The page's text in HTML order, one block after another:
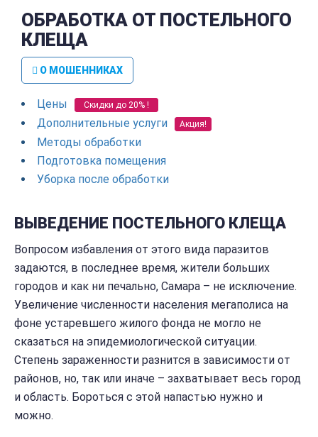
ОБРАБОТКА ОТ ПОСТЕЛЬНОГО
КЛЕЩА
О МОШЕННИКАХ
Цены Скидки до 20% !
Дополнительные услуги Акция!
Методы обработки
Подготовка помещения
Уборка после обработки
ВЫВЕДЕНИЕ ПОСТЕЛЬНОГО КЛЕЩА
Вопросом избавления от этого вида паразитов
задаются, в последнее время, жители больших
городов и как ни печально, Самара – не исключение.
Увеличение численности населения мегаполиса на
фоне устаревшего жилого фонда не могло не
сказаться на эпидемиологической ситуации.
Степень зараженности разнится в зависимости от
районов, но, так или иначе – захватывает весь город
и область. Бороться с этой напастью нужно и
можно.